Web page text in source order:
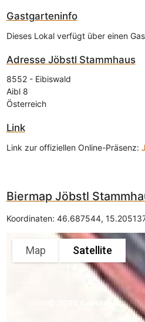
Gastgarteninfo
Dieses Lokal verfügt über einen
Adresse Jöbstl Stammhaus
8552- Eibiswald
Aibl 8
Österreich
Link
Link zur offiziellen Online-Präsenz:
Biermap Jöbstl
Koordinaten: 46.687544,
Map Satellite